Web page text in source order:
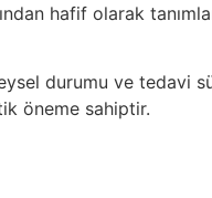
hafif olarak
durumu ve tedavi
öneme sahiptir.